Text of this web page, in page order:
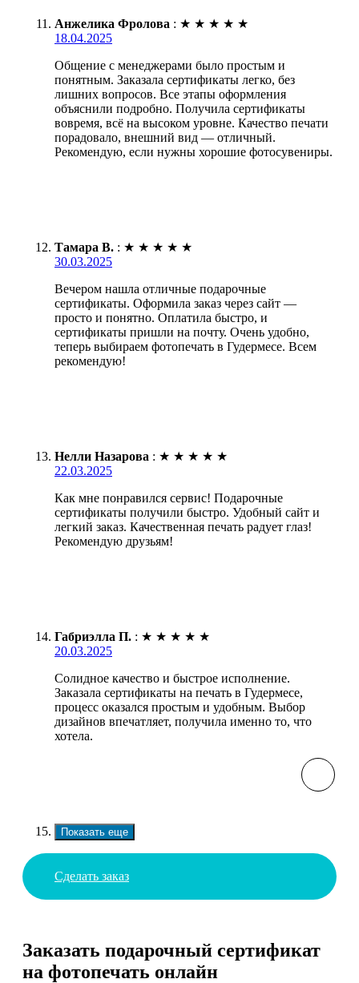
Анжелика Фролова : ★ ★ ★ ★ ★
18.04.2025
Общение с менеджерами было простым и
понятным. Заказала сертификаты легко, без
лишних вопросов. Все этапы оформления
объяснили подробно. Получила сертификаты
вовремя, всё на высоком уровне. Качество печати
порадовало, внешний вид — отличный.
Рекомендую, если нужны хорошие фотосувениры.
Тамара В. : ★ ★ ★ ★ ★
30.03.2025
Вечером нашла отличные подарочные
сертификаты. Оформила заказ через сайт —
просто и понятно. Оплатила быстро, и
сертификаты пришли на почту. Очень удобно,
теперь выбираем фотопечать в Гудермесе. Всем
рекомендую!
Нелли Назарова : ★ ★ ★ ★ ★
22.03.2025
Как мне понравился сервис! Подарочные
сертификаты получили быстро. Удобный сайт и
легкий заказ. Качественная печать радует глаз!
Рекомендую друзьям!
Габриэлла П. : ★ ★ ★ ★ ★
20.03.2025
Солидное качество и быстрое исполнение.
Заказала сертификаты на печать в Гудермесе,
процесс оказался простым и удобным. Выбор
дизайнов впечатляет, получила именно то, что
хотела.
Показать еще
Сделать заказ
Заказать подарочный сертификат
на фотопечать онлайн